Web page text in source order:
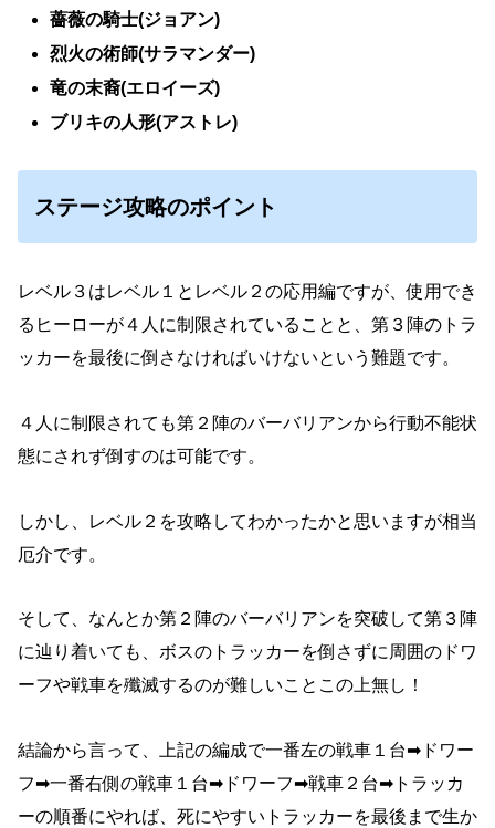
薔薇の騎士(ジョアン)
烈火の術師(サラマンダー)
竜の末裔(エロイーズ)
ブリキの人形(アストレ)
ステージ攻略のポイント
レベル３はレベル１とレベル２の応用編ですが、使用でき
るヒーローが４人に制限されていることと、第３陣のトラ
ッカーを最後に倒さなければいけないという難題です。
４人に制限されても第２陣のバーバリアンから行動不能状
態にされず倒すのは可能です。
しかし、レベル２を攻略してわかったかと思いますが相当
厄介です。
そして、なんとか第２陣のバーバリアンを突破して第３陣
に辿り着いても、ボスのトラッカーを倒さずに周囲のドワ
ーフや戦車を殲滅するのが難しいことこの上無し！
結論から言って、上記の編成で一番左の戦車１台➡ドワー
フ➡一番右側の戦車１台➡ドワーフ➡戦車２台➡トラッカ
ーの順番にやれば、死にやすいトラッカーを最後まで生か